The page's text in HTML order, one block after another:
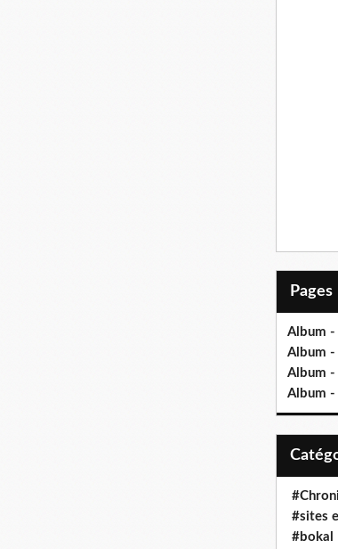
Pages
Album -
Album -
Album -
Album -
#sites
#bokal